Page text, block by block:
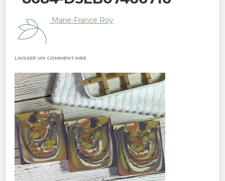
Marie-France Roy
LAISSER UN COMMENTAIRESUR
7D9F-
4F36-
8684-
D3EB07466716